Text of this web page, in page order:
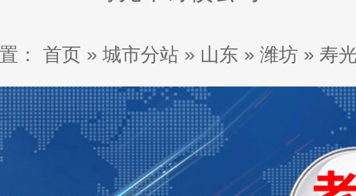
： 首页 » 城市分站» 山东 » 潍坊 » 寿